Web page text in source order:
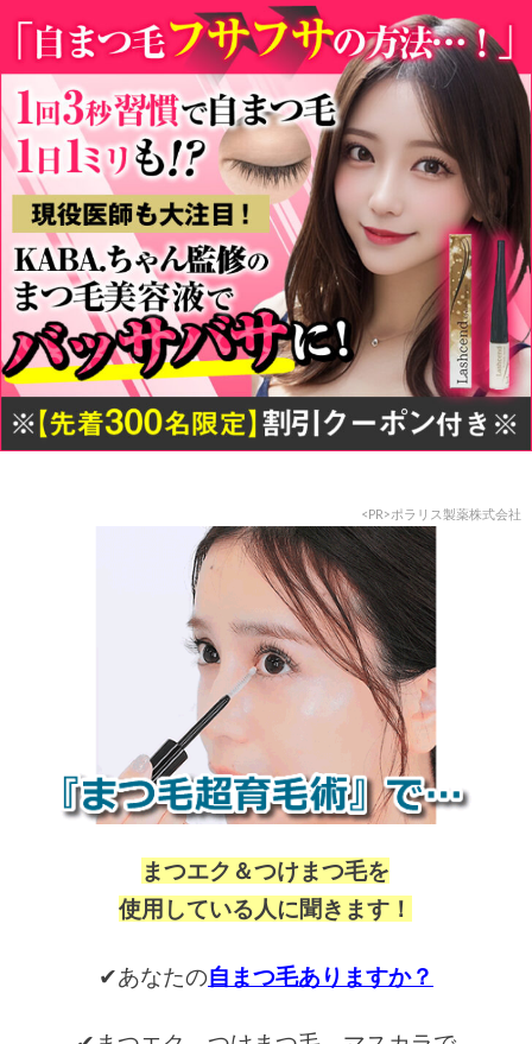
<PR>ポラリス製薬株式会社
まつエク＆つけまつ毛を
使用している人に聞きます！
✔あなたの自まつ毛ありますか？